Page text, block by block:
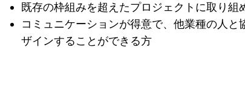
既存の枠組みを超えたプロジェクトに取り組
コミュニケーションが得意で、他業種の人と
ザインすることができる方